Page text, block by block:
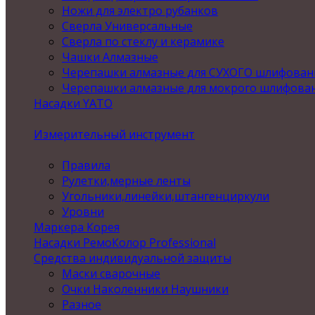
Ножи для электро рубанков
Сверла Универсальные
Сверла по стеклу и керамике
Чашки Алмазные
Черепашки алмазные для СУХОГО
Черепашки алмазные для мокрого
Насадки YATO
Измерительный инструмент
Правила
Рулетки,мерные ленты
Угольники,линейки,штангенциркули
Уровни
Маркера Корея
Насадки РемоКолор Professional
Средства индивидуальной защиты
Маски сварочные
Очки Наколенники Наушники
Разное